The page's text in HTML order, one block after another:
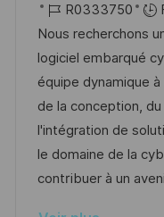
s
e
o
c
a
l
i
s
a
t
R
é
f
é
r
e
n
c
R0333750
Nous recherchons
logiciel embarqué
équipe dynamique
de la conception,
l'intégration de
le domaine de la
contribuer à un